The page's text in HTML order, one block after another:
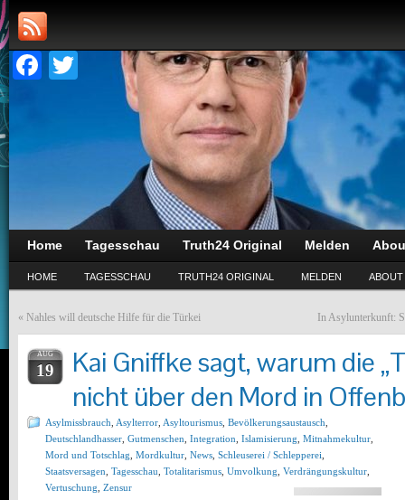
Facebook
Twitter
Home Tagesschau Truth24 Original Melden
HOME TAGESSCHAU TRUTH24 ORIGINAL MELDEN ABOUT
« Nahles will deutsche Hilfe für die Türkei In Asylunterkunft:
AUG
19
Kai Gniffke sagt, warum die
nicht über den Mord in
Asylmissbrauch Asylterror Asyltourismus Bevölkerungsaustausch
Deutschlandhasser Gutmenschen Integration Islamisierung Mitnahmekultur
Mord und Totschlag Mordkultur News Schleuserei / Schlepperei
Staatsversagen Tagesschau Totalitarismus Umvolkung Verdrängungskultur
Vertuschung Zensur